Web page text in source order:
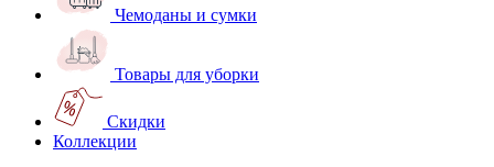
Чемоданы и сумки
Товары для уборки
Скидки
Коллекции